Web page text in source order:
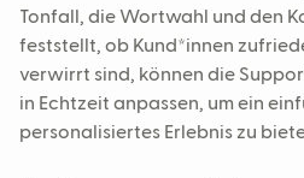
Tonfall, die Wortwahl und den
feststellt, ob Kund*innen
verwirrt sind, können die
in Echtzeit anpassen, um ein
personalisiertes Erlebnis zu